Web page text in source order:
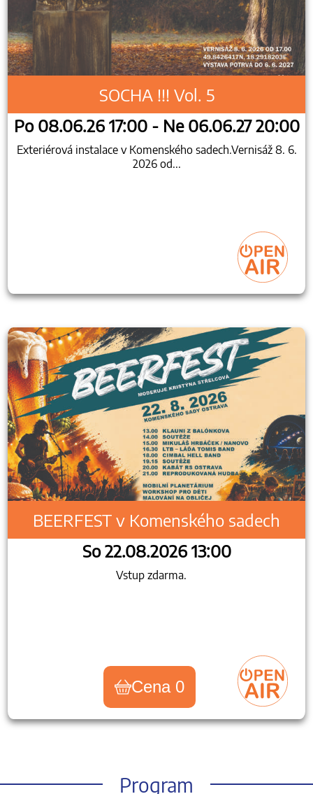
SOCHA !!! Vol. 5
Po 08.06.26 17:00 - Ne 06.06.27 20:00
Exteriérová instalace v Komenského sadech.Vernisáž 8. 6.
2026 od...
BEERFEST v Komenského sadech
So 22.08.2026 13:00
Vstup zdarma.
Cena 0
Program